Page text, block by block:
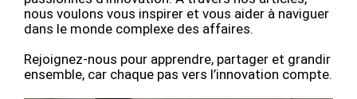
nous voulons vous inspirer et vous aider à naviguer
dans le monde complexe des affaires.
Rejoignez-nous pour apprendre, partager et grandir
ensemble, car chaque pas vers l’innovation compte.